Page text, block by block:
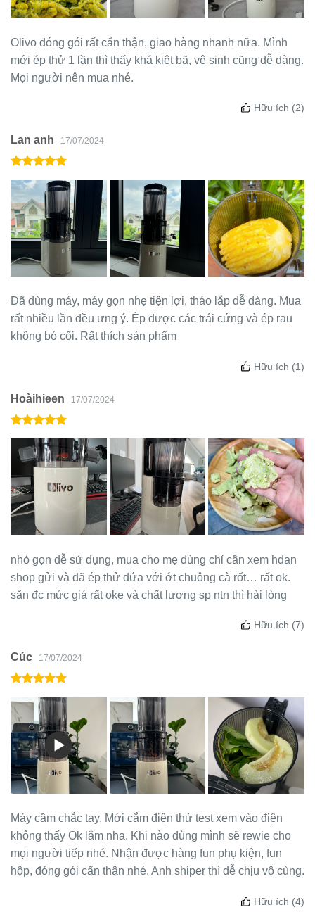
Olivo đóng gói rất cẩn thận, giao hàng nhanh nữa. Mình
mới ép thử 1 lần thì thấy khá kiệt bã, vệ sinh cũng dễ dàng.
Mọi người nên mua nhé.
Hữu ích (2)
Lan anh 17/07/2024
Đã dùng máy, máy gọn nhẹ tiện lợi, tháo lắp dễ dàng. Mua
rất nhiều lần đều ưng ý. Ép được các trái cứng và ép rau
không bó cối. Rất thích sản phẩm
Hữu ích (1)
Hoàihieen 17/07/2024
nhỏ gọn dễ sử dụng, mua cho mẹ dùng chỉ cần xem hdan
shop gửi và đã ép thử dứa với ớt chuông cà rốt… rất ok.
săn đc mức giá rất oke và chất lượng sp ntn thì hài lòng
Hữu ích (7)
Cúc 17/07/2024
Máy cầm chắc tay. Mới cắm điện thử test xem vào điện
không thấy Ok lắm nha. Khi nào dùng mình sẽ rewie cho
mọi người tiếp nhé. Nhận được hàng fun phụ kiện, fun
hộp, đóng gói cẩn thận nhé. Anh shiper thì dễ chịu vô cùng.
Hữu ích (4)